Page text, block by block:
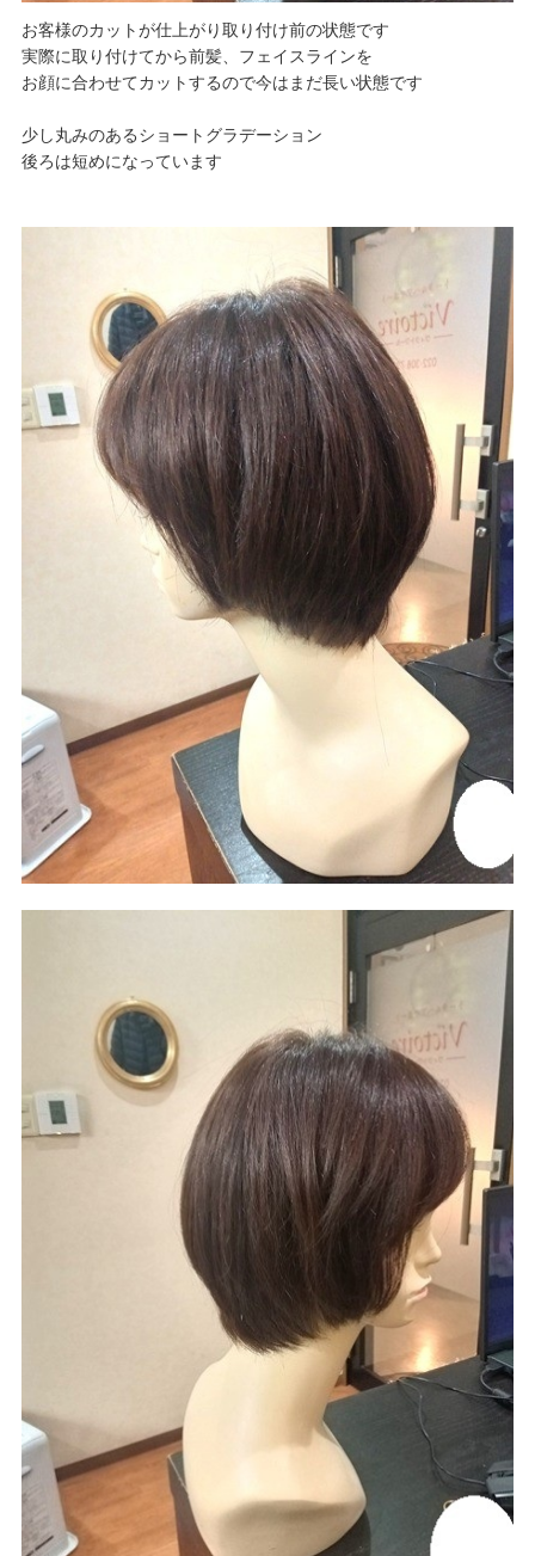
お客様のカットが仕上がり取り付け前の状態です
実際に取り付けてから前髪、フェイスラインを
お顔に合わせてカットするので今はまだ長い状態です
少し丸みのあるショートグラデーション
後ろは短めになっています